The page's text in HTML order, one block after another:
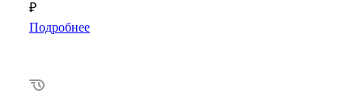
₽
Подробнее